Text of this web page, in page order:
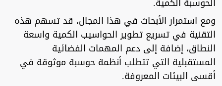
ومع استمرار الأبحاث في هذا المجال، قد تسهم هذه
التقنية في تسريع تطوير الحواسيب الكمية واسعة
النطاق، إضافة إلى دعم المهمات الفضائية
المستقبلية التي تتطلب أنظمة حوسبة موثوقة في
أقسى البيئات المعروفة.